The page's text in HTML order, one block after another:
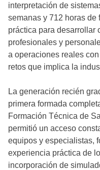
interpretación de
semanas y 712 horas de
práctica para desarrollar
profesionales y
a operaciones reales
retos que implica la
La generación recién
primera formada
Formación Técnica de
permitió un acceso
equipos y especialistas,
experiencia práctica de
incorporación de